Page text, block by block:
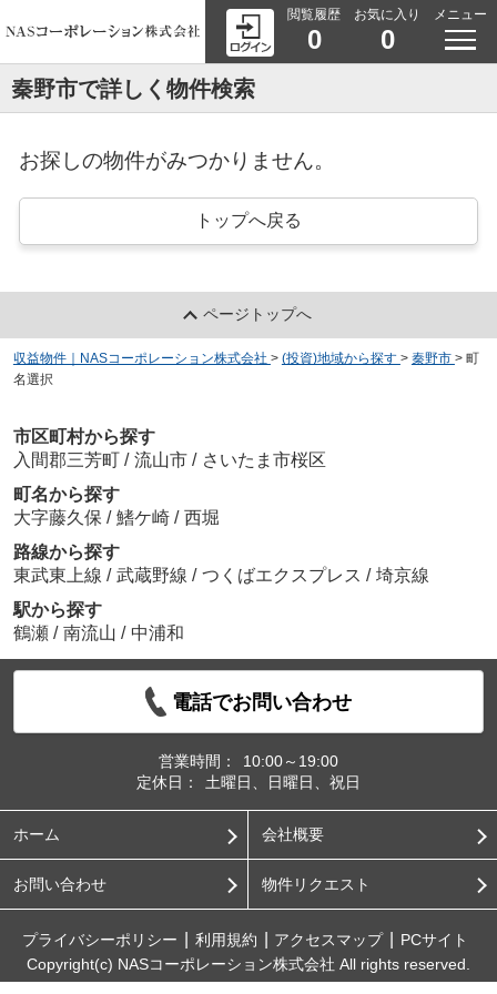
閲覧履歴
0
お気に入り
0
メニュー
秦野市で詳しく物件検索
お探しの物件がみつかりません。
トップへ戻る
ページトップへ
収益物件｜NASコーポレーション株式会社 > (投資)地域から探す > 秦野市 > 町
名選択
市区町村から探す
入間郡三芳町 / 流山市 / さいたま市桜区
町名から探す
大字藤久保 / 鰭ケ崎 / 西堀
路線から探す
東武東上線 / 武蔵野線 / つくばエクスプレス / 埼京線
駅から探す
鶴瀬 / 南流山 / 中浦和
電話でお問い合わせ
営業時間：
10:00～19:00
定休日：
土曜日、日曜日、祝日
ホーム 会社概要
お問い合わせ 物件リクエスト
プライバシーポリシー 利用規約 アクセスマップ
PCサイト
Copyright(c) NASコーポレーション株式会社 All rights reserved.